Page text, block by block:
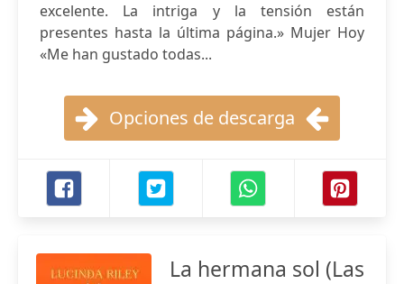
excelente. La intriga y la tensión están
presentes hasta la última página.» Mujer Hoy
«Me han gustado todas...
Opciones de descarga
La hermana sol (Las